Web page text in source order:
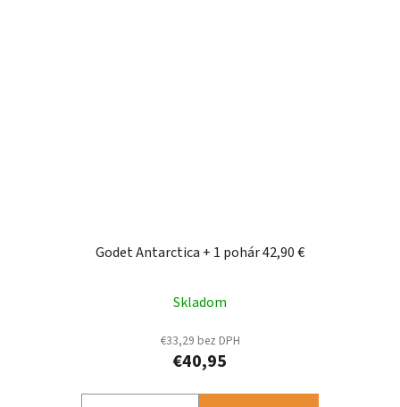
Godet Antarctica + 1 pohár 42,90 €
Skladom
€33,29 bez DPH
€40,95